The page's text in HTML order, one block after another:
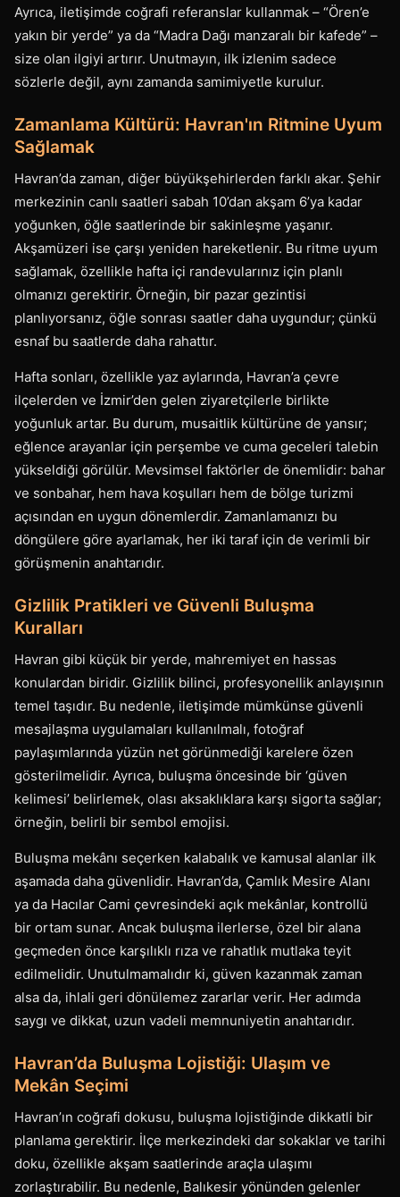
Ayrıca, iletişimde coğrafi referanslar kullanmak – “Ören’e
yakın bir yerde” ya da “Madra Dağı manzaralı bir kafede” –
size olan ilgiyi artırır. Unutmayın, ilk izlenim sadece
sözlerle değil, aynı zamanda samimiyetle kurulur.
Zamanlama Kültürü: Havran'ın Ritmine Uyum
Sağlamak
Havran’da zaman, diğer büyükşehirlerden farklı akar. Şehir
merkezinin canlı saatleri sabah 10’dan akşam 6’ya kadar
yoğunken, öğle saatlerinde bir sakinleşme yaşanır.
Akşamüzeri ise çarşı yeniden hareketlenir. Bu ritme uyum
sağlamak, özellikle hafta içi randevularınız için planlı
olmanızı gerektirir. Örneğin, bir pazar gezintisi
planlıyorsanız, öğle sonrası saatler daha uygundur; çünkü
esnaf bu saatlerde daha rahattır.
Hafta sonları, özellikle yaz aylarında, Havran’a çevre
ilçelerden ve İzmir’den gelen ziyaretçilerle birlikte
yoğunluk artar. Bu durum, musaitlik kültürüne de yansır;
eğlence arayanlar için perşembe ve cuma geceleri talebin
yükseldiği görülür. Mevsimsel faktörler de önemlidir: bahar
ve sonbahar, hem hava koşulları hem de bölge turizmi
açısından en uygun dönemlerdir. Zamanlamanızı bu
döngülere göre ayarlamak, her iki taraf için de verimli bir
görüşmenin anahtarıdır.
Gizlilik Pratikleri ve Güvenli Buluşma
Kuralları
Havran gibi küçük bir yerde, mahremiyet en hassas
konulardan biridir. Gizlilik bilinci, profesyonellik anlayışının
temel taşıdır. Bu nedenle, iletişimde mümkünse güvenli
mesajlaşma uygulamaları kullanılmalı, fotoğraf
paylaşımlarında yüzün net görünmediği karelere özen
gösterilmelidir. Ayrıca, buluşma öncesinde bir ‘güven
kelimesi’ belirlemek, olası aksaklıklara karşı sigorta sağlar;
örneğin, belirli bir sembol emojisi.
Buluşma mekânı seçerken kalabalık ve kamusal alanlar ilk
aşamada daha güvenlidir. Havran’da, Çamlık Mesire Alanı
ya da Hacılar Cami çevresindeki açık mekânlar, kontrollü
bir ortam sunar. Ancak buluşma ilerlerse, özel bir alana
geçmeden önce karşılıklı rıza ve rahatlık mutlaka teyit
edilmelidir. Unutulmamalıdır ki, güven kazanmak zaman
alsa da, ihlali geri dönülemez zararlar verir. Her adımda
saygı ve dikkat, uzun vadeli memnuniyetin anahtarıdır.
Havran’da Buluşma Lojistiği: Ulaşım ve
Mekân Seçimi
Havran’ın coğrafi dokusu, buluşma lojistiğinde dikkatli bir
planlama gerektirir. İlçe merkezindeki dar sokaklar ve tarihi
doku, özellikle akşam saatlerinde araçla ulaşımı
zorlaştırabilir. Bu nedenle, Balıkesir yönünden gelenler